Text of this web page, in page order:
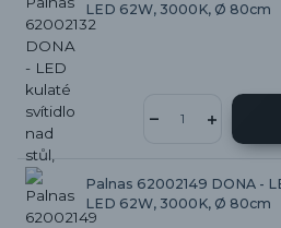
LED 62W, 3000K, Ø 80cm
Palnas 62002149 DONA -
LED 62W, 3000K, Ø 80cm